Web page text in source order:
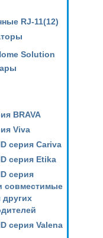
RJ-11(12)
Solution
BRAVA
Viva
серия Cariva
серия Etika
серия
совместимые
других
серия Valena